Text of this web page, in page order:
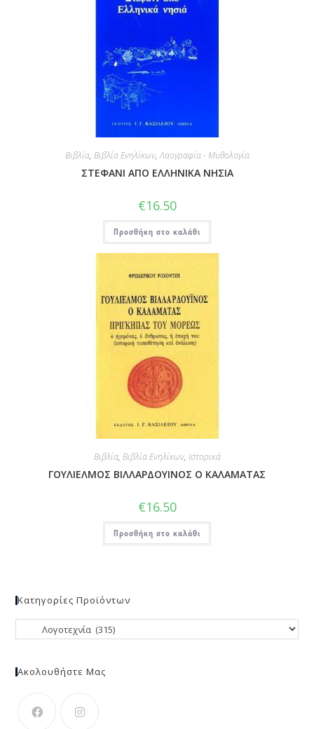
Βιβλία, Βιβλία Ενηλίκων,Λαογραφία - Μυθολογία
ΣΤΕΦΑΝΙ ΑΠΟ ΕΛΛΗΝΙΚΑ ΝΗΣΙΑ
€16.50
Προσθήκη στο καλάθι
Βιβλία, Βιβλία Ενηλίκων, Ιστορικά
ΓΟΥΛΙΕΛΜΟΣ ΒΙΛΛΑΡΔΟΥΙΝΟΣ Ο ΚΑΛΑΜΑΤΑΣ
€16.50
Προσθήκη στο καλάθι
Κατηγορίες Προϊόντων
Ακολουθήστε Μας